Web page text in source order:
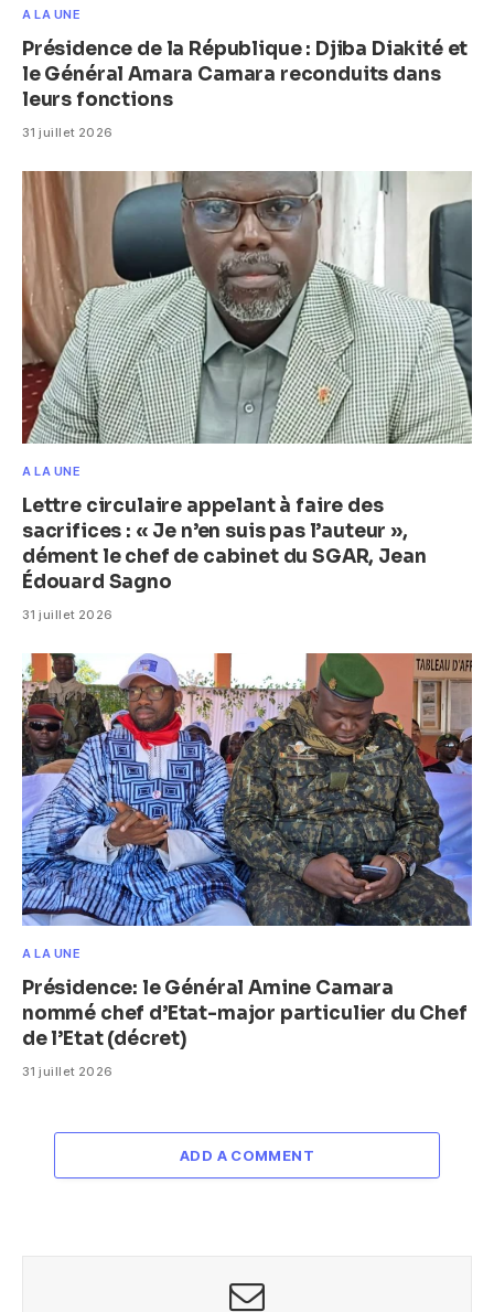
A LA UNE
Présidence de la République : Djiba Diakité et
le Général Amara Camara reconduits dans
leurs fonctions
31 juillet 2026
A LA UNE
Lettre circulaire appelant à faire des
sacrifices : « Je n’en suis pas l’auteur »,
dément le chef de cabinet du SGAR, Jean
Édouard Sagno
31 juillet 2026
A LA UNE
Présidence: le Général Amine Camara
nommé chef d’Etat-major particulier du Chef
de l’Etat (décret)
31 juillet 2026
ADD A COMMENT